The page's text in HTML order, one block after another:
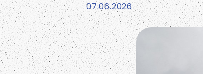
07.06.2026